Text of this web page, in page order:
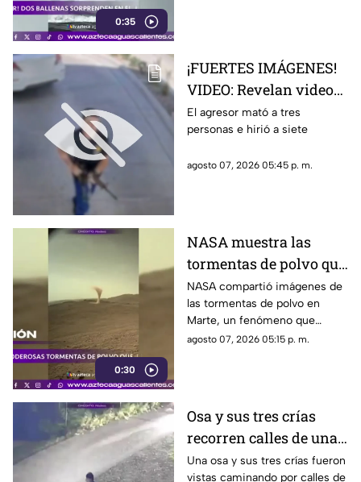
0:35
¡FUERTES IMÁGENES!
VIDEO: Revelan videos
de seguridad del tiroteo
realizado en famosa
hamburguesas en
El agresor mató a tres
personas e hirió a siete
agosto 07, 2026 05:45 p. m.
0:30
NASA muestra las
tormentas de polvo que
cubren Marte
NASA compartió imágenes de
las tormentas de polvo en
Marte, un fenómeno que
puede extenderse por miles de
agosto 07, 2026 05:15 p. m.
Osa y sus tres crías
recorren calles de una
ciudad en Rusia
Una osa y sus tres crías fueron
vistas caminando por calles de